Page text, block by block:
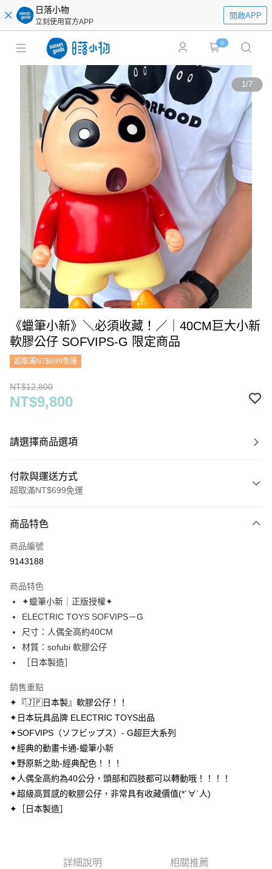
日落小物
立刻使用官方APP
開啟APP
0
1/7
《蠟筆小新》＼必須收藏！／｜40CM巨大小新
軟膠公仔 SOFVIPS-G 限定商品
超取滿NT$699免運
NT$12,800
NT$9,800
請選擇商品選項
付款與運送方式
超取滿NT$699免運
信用卡一次付款
超商取貨付款
Apple Pay
街口支付
悠遊付
AFTEE先享後付
相關說明
AFTEE先享後付是「在收到商品之後才付款」的支付方式。 讓您購物簡單
便利好安心！
１．簡單：不需註冊會員、不需綁卡、不需儲值。
２．便利：只要手機號碼，簡訊認證，即可結帳。
３．安心：先確認商品／服務後，再付款。
１．於結帳方式選擇「AFTEE先享後付」後，將跳轉至「AFTEE先享後付」
結帳頁面，進行簡訊認證並確認金額後，即可完成結帳。
２．訂單成立數日內，您將收到繳費通知簡訊。
３．收到繳費通知簡訊後14天內，點擊此簡訊中的連結，可透過四大超商／
後付繳納相關費用。
ATM付款
運送方式
全家取貨付款
每筆NT$70，滿NT$699(含以上)免運費
付款後全家取貨
每筆NT$70，滿NT$699(含以上)免運費
商品特色
商品編號
9143188
商品特色
✦蠟筆小新｜正版授權✦
ELECTRIC TOYS SOFVIPS－G
尺寸：人偶全高約40CM
材質：sofubi 軟膠公仔
［日本製造］
銷售重點
✦『🇯🇵日本製』軟膠公仔！！
✦日本玩具品牌 ELECTRIC TOYS出品
✦SOFVIPS（ソフビップス）- G超巨大系列
✦經典的動畫卡通-蠟筆小新
✦野原新之助-經典配色！！！
✦人偶全高約為40公分，頭部和四肢都可以轉動哦！！！！
✦超級高質感的軟膠公仔，非常具有收藏價值(*´∀`人)
✦［日本製造］
詳細說明 相關推薦